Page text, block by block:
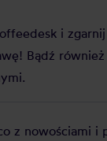
i
Bądź
z nowościami